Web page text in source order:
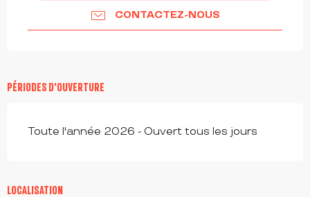
CONTACTEZ-NOUS
PÉRIODES D'OUVERTURE
Toute l'année 2026 - Ouvert tous les jours
LOCALISATION